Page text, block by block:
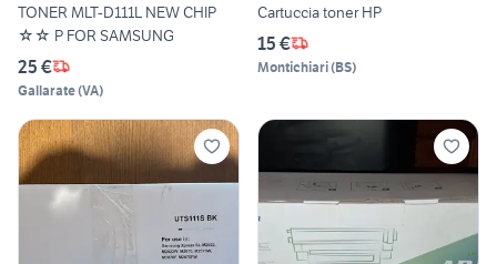
TONER MLT-D111L NEW CHIP
☆☆ P FOR SAMSUNG
25 €
Gallarate(VA)
Cartuccia toner HP
15 €
Montichiari(BS)